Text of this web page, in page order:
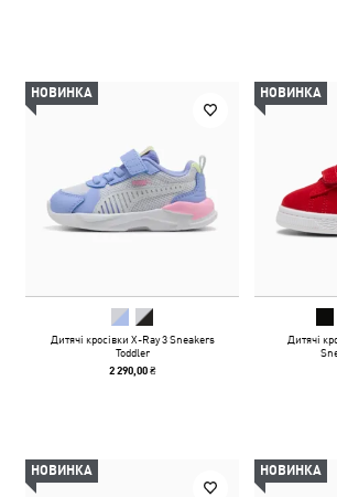
НОВИНКА
Дитячі кросівки X-Ray 3 Sneakers
Toddler
2 290,00 ₴
НОВИНКА
Дитячі
НОВИНКА НОВИНКА